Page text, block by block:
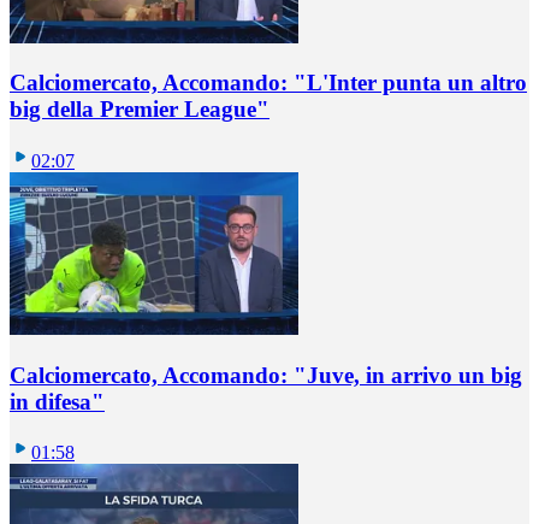
Calciomercato, Accomando: "L'Inter punta un altro
big della Premier League"
02:07
Calciomercato, Accomando: "Juve, in arrivo un big
in difesa"
01:58